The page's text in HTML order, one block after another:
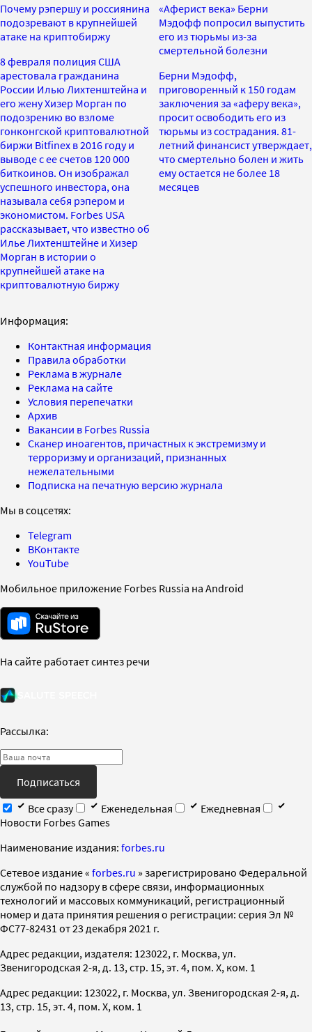
Почему рэпершу и россиянина
подозревают в крупнейшей
атаке на криптобиржу
8 февраля полиция США
арестовала гражданина
России Илью Лихтенштейна и
его жену Хизер Морган по
подозрению во взломе
гонконгской криптовалютной
биржи Bitfinex в 2016 году и
выводе с ее счетов 120 000
биткоинов. Он изображал
успешного инвестора, она
называла себя рэпером и
экономистом. Forbes USA
рассказывает, что известно об
Илье Лихтенштейне и Хизер
Морган в истории о
крупнейшей атаке на
криптовалютную биржу
«Аферист века» Берни
Мэдофф попросил выпустить
его из тюрьмы из-за
смертельной болезни
Берни Мэдофф,
приговоренный к 150 годам
заключения за «аферу века»,
просит освободить его из
тюрьмы из сострадания. 81-
летний финансист утверждает,
что смертельно болен и жить
ему остается не более 18
месяцев
Информация:
Контактная информация
Правила обработки
Реклама в журнале
Реклама на сайте
Условия перепечатки
Архив
Вакансии в Forbes Russia
Сканер иноагентов, причастных к экстремизму и
терроризму и организаций, признанных
нежелательными
Подписка на печатную версию журнала
Мы в соцсетях:
Telegram
ВКонтакте
YouTube
Мобильное приложение Forbes Russia на Android
На сайте работает синтез речи
Рассылка:
Подписаться
Все сразу
Еженедельная
Ежедневная
Новости Forbes Games
Наименование издания: forbes.ru
Cетевое издание « forbes.ru » зарегистрировано Федеральной
службой по надзору в сфере связи, информационных
технологий и массовых коммуникаций, регистрационный
номер и дата принятия решения о регистрации: серия Эл №
ФС77-82431 от 23 декабря 2021 г.
Адрес редакции, издателя: 123022, г. Москва, ул.
Звенигородская 2-я, д. 13, стр. 15, эт. 4, пом. X, ком. 1
Адрес редакции: 123022, г. Москва, ул. Звенигородская 2-я, д.
13, стр. 15, эт. 4, пом. X, ком. 1